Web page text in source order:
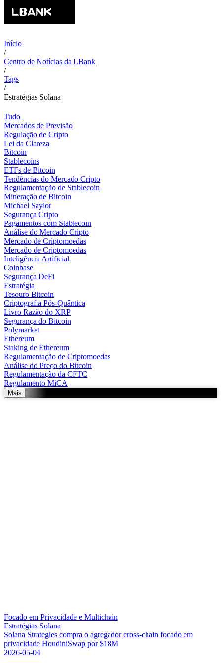
Início
/
Centro de Notícias da LBank
/
Tags
/
Estratégias Solana
Tudo
Mercados de Previsão
Regulação de Cripto
Lei da Clareza
Bitcoin
Stablecoins
ETFs de Bitcoin
Tendências do Mercado Cripto
Regulamentação de Stablecoin
Mineração de Bitcoin
Michael Saylor
Segurança Cripto
Pagamentos com Stablecoin
Análise do Mercado Cripto
Mercado de Criptomoedas
Mercado de Criptomoedas
Inteligência Artificial
Coinbase
Segurança DeFi
Estratégia
Tesouro Bitcoin
Criptografia Pós-Quântica
Livro Razão do XRP
Segurança do Bitcoin
Polymarket
Ethereum
Staking de Ethereum
Regulamentação de Criptomoedas
Análise do Preço do Bitcoin
Regulamentação da CFTC
Regulamento MiCA
Mais
Focado em Privacidade e Multichain
Estratégias Solana
Solana Strategies compra o agregador cross-chain focado em
privacidade HoudiniSwap por $18M
2026-05-04